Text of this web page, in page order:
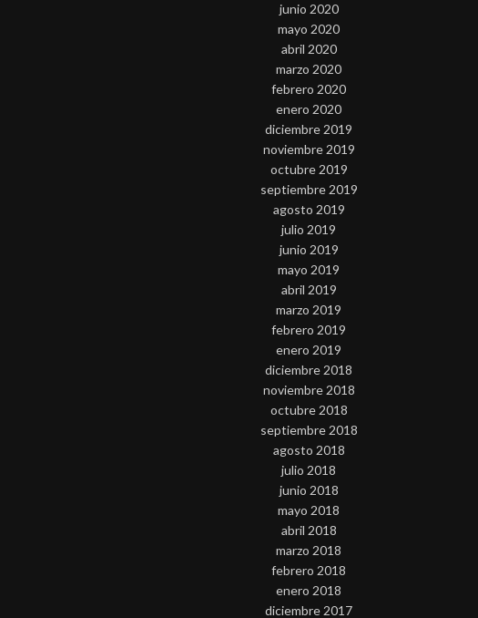
junio 2020
mayo 2020
abril 2020
marzo 2020
febrero 2020
enero 2020
diciembre 2019
noviembre 2019
octubre 2019
septiembre 2019
agosto 2019
julio 2019
junio 2019
mayo 2019
abril 2019
marzo 2019
febrero 2019
enero 2019
diciembre 2018
noviembre 2018
octubre 2018
septiembre 2018
agosto 2018
julio 2018
junio 2018
mayo 2018
abril 2018
marzo 2018
febrero 2018
enero 2018
diciembre 2017